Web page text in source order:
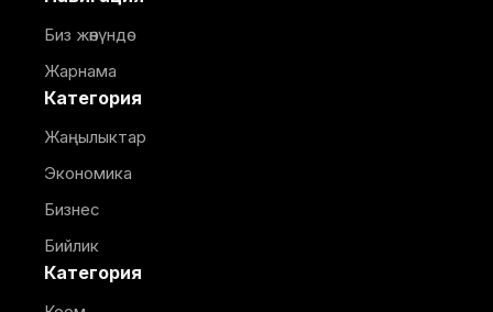
Биз жөнүндө
Жарнама
Категория
Жаңылыктар
Экономика
Бизнес
Бийлик
Категория